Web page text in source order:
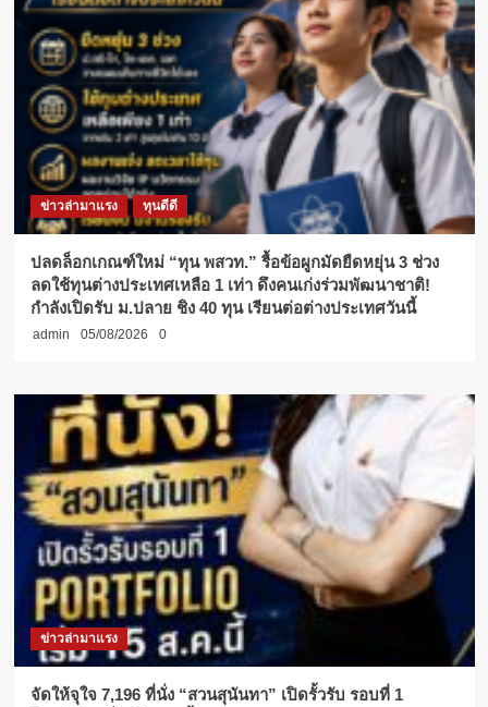
ข่าวล่ามาแรง ทุนดีดี
ปลดล็อกเกณฑ์ใหม่ “ทุน พสวท.” รื้อข้อผูกมัดยืดหยุ่น 3 ช่วง
ลดใช้ทุนต่างประเทศเหลือ 1 เท่า ดึงคนเก่งร่วมพัฒนาชาติ!
กำลังเปิดรับ ม.ปลาย ชิง 40 ทุน เรียนต่อต่างประเทศวันนี้
admin 05/08/2026 0
ข่าวล่ามาแรง
จัดให้จุใจ 7,196 ที่นั่ง “สวนสุนันทา” เปิดรั้วรับ รอบที่ 1